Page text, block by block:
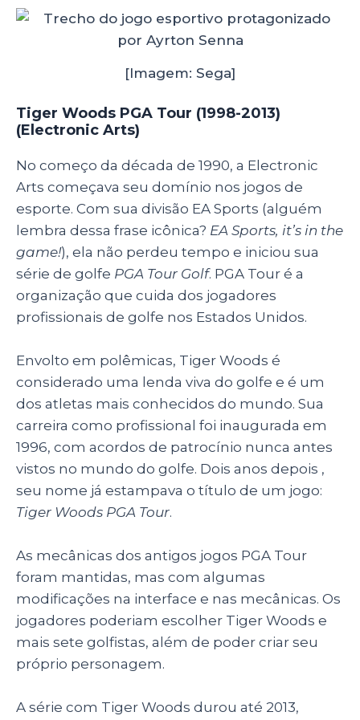
[Imagem: Sega]
Tiger Woods PGA Tour (1998-2013)
(Electronic Arts)
No começo da década de 1990, a Electronic
Arts começava seu domínio nos jogos de
esporte. Com sua divisão EA Sports (alguém
lembra dessa frase icônica? EA Sports, it’s in the
game!), ela não perdeu tempo e iniciou sua
série de golfe PGA Tour Golf. PGA Tour é a
organização que cuida dos jogadores
profissionais de golfe nos Estados Unidos.
Envolto em polêmicas, Tiger Woods é
considerado uma lenda viva do golfe e é um
dos atletas mais conhecidos do mundo. Sua
carreira como profissional foi inaugurada em
1996, com acordos de patrocínio nunca antes
vistos no mundo do golfe. Dois anos depois ,
seu nome já estampava o título de um jogo:
Tiger Woods PGA Tour.
As mecânicas dos antigos jogos PGA Tour
foram mantidas, mas com algumas
modificações na interface e nas mecânicas. Os
jogadores poderiam escolher Tiger Woods e
mais sete golfistas, além de poder criar seu
próprio personagem.
A série com Tiger Woods durou até 2013,